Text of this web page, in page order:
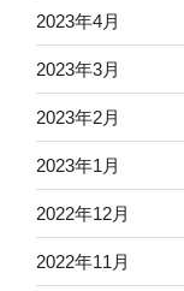
2023年4月
2023年3月
2023年2月
2023年1月
2022年12月
2022年11月